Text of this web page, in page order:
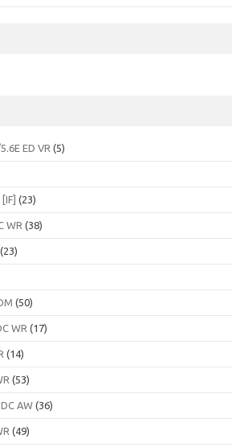
ED VR (5)
(23)
WR (38)
(23)
(50)
WR (17)
(14)
(53)
AW (36)
(49)